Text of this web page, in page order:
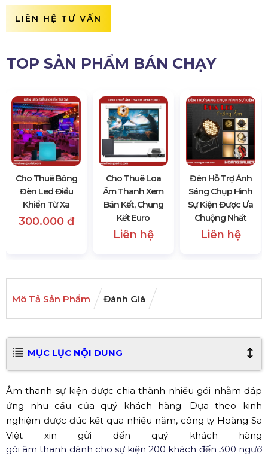
LIÊN HỆ TƯ VẤN
TOP SẢN PHẨM BÁN CHẠY
Cho Thuê Bóng
Đèn Led Điều
Khiển Từ Xa
300.000 đ
Cho Thuê Loa
Âm Thanh Xem
Bán Kết, Chung
Kết Euro
Liên hệ
Đèn Hỗ Trợ Ánh
Sáng Chụp Hình
Sự Kiện Được Ưa
Chuộng Nhất
Liên hệ
Mô Tả Sản Phẩm Đánh Giá
MỤC LỤC NỘI DUNG
Âm thanh sự kiện được chia thành nhiều gói nhằm đáp
ứng nhu cầu của quý khách hàng. Dựa theo kinh
nghiệm được đúc kết qua nhiều năm, công ty Hoàng Sa
Việt xin gửi đến quý khách hàng
gói âm thanh dành cho sự kiện 200 khách đến 300 ngườ